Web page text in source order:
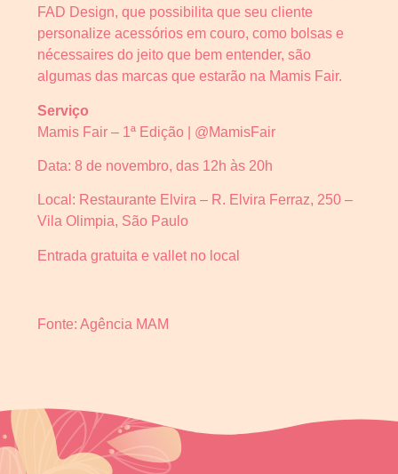
FAD Design, que possibilita que seu cliente
personalize acessórios em couro, como bolsas e
nécessaires do jeito que bem entender, são
algumas das marcas que estarão na Mamis Fair.
Serviço
Mamis Fair – 1ª Edição | @MamisFair
Data: 8 de novembro, das 12h às 20h
Local: Restaurante Elvira – R. Elvira Ferraz, 250 –
Vila Olimpia, São Paulo
Entrada gratuita e vallet no local
Fonte: Agência MAM